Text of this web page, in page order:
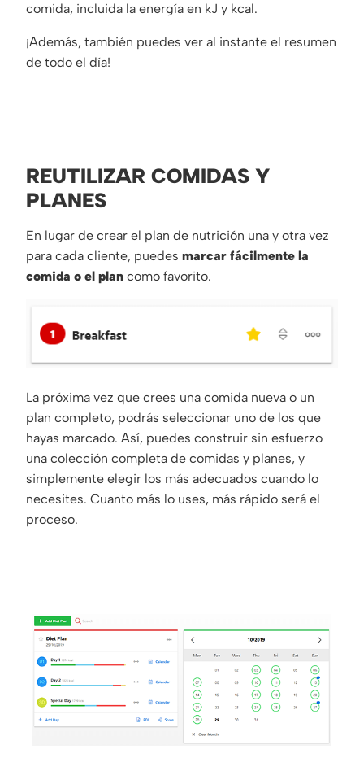
comida, incluida la energía en kJ y kcal.
¡Además, también puedes ver al instante el resumen
de todo el día!
REUTILIZAR COMIDAS Y
PLANES
En lugar de crear el plan de nutrición una y otra vez
para cada cliente, puedes marcar fácilmente la
comida o el plan como favorito.
La próxima vez que crees una comida nueva o un
plan completo, podrás seleccionar uno de los que
hayas marcado. Así, puedes construir sin esfuerzo
una colección completa de comidas y planes, y
simplemente elegir los más adecuados cuando lo
necesites. Cuanto más lo uses, más rápido será el
proceso.